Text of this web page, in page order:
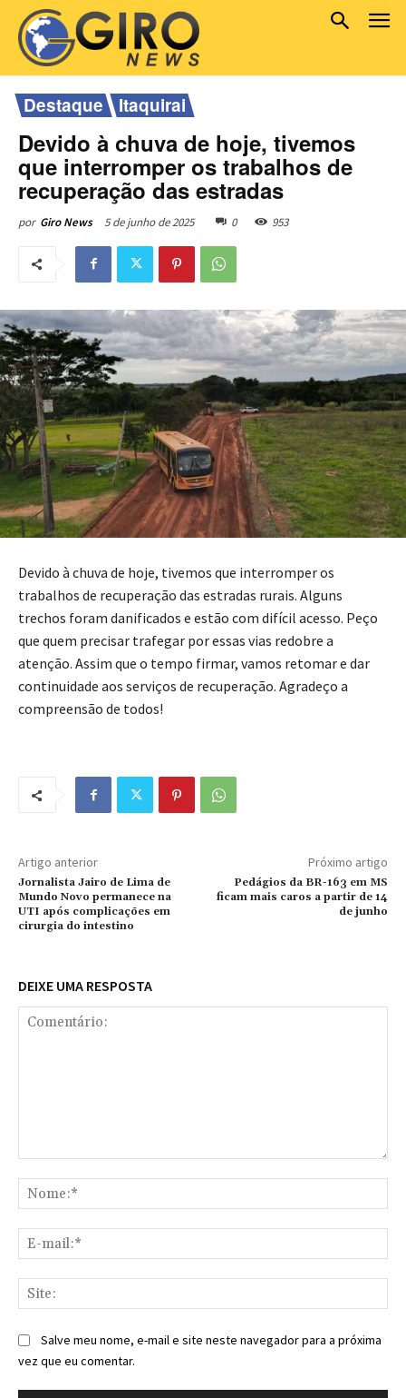
Destaque Itaquirai
Devido à chuva de hoje, tivemos
que interromper os trabalhos de
recuperação das estradas
por Giro News 5 de junho de 2025 0 953
Devido à chuva de hoje, tivemos que interromper os
trabalhos de recuperação das estradas rurais. Alguns
trechos foram danificados e estão com difícil acesso. Peço
que quem precisar trafegar por essas vias redobre a
atenção. Assim que o tempo firmar, vamos retomar e dar
continuidade aos serviços de recuperação. Agradeço a
compreensão de todos!
Artigo anterior
Jornalista Jairo de Lima de
Mundo Novo permanece na
UTI após complicações em
cirurgia do intestino
Próximo artigo
Pedágios da BR-163 em MS
ficam mais caros a partir de 14
de junho
DEIXE UMA RESPOSTA
Salve meu nome, e-mail e site neste navegador para a próxima
vez que eu comentar.